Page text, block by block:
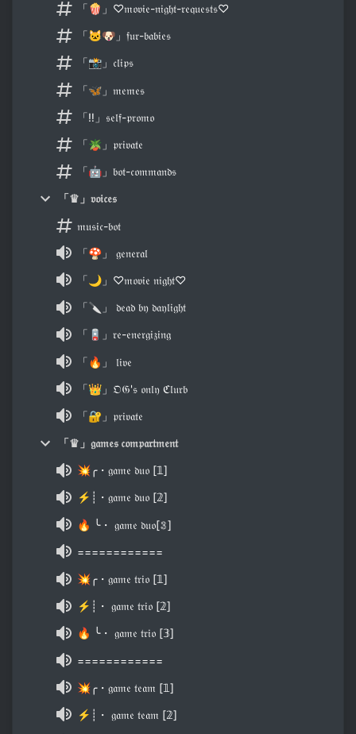
「🍿」♡𝔪𝔬𝔳𝔦𝔢-𝔫𝔦𝔤𝔥𝔱-𝔯𝔢𝔮𝔲𝔢𝔰𝔱𝔰♡
「🐱🐶」𝔣𝔲𝔯-𝔟𝔞𝔟𝔦𝔢𝔰
「📸」𝔠𝔩𝔦𝔭𝔰
「🦋」𝔪𝔢𝔪𝔢𝔰
「‼️」𝔰𝔢𝔩𝔣-𝔭𝔯𝔬𝔪𝔬
「🪴」𝔭𝔯𝔦𝔳𝔞𝔱𝔢
「🤖」𝔟𝔬𝔱-𝔠𝔬𝔪𝔪𝔞𝔫𝔡𝔰
「♛」𝔳𝔬𝔦𝔠𝔢𝔰
𝔪𝔲𝔰𝔦𝔠-𝔟𝔬𝔱
「🍄」 𝔤𝔢𝔫𝔢𝔯𝔞𝔩
「🌙」♡𝔪𝔬𝔳𝔦𝔢 𝔫𝔦𝔤𝔥𝔱♡
「🔪」 𝔡𝔢𝔞𝔡 𝔟𝔶 𝔡𝔞𝔶𝔩𝔦𝔤𝔥𝔱
「🪫」𝔯𝔢-𝔢𝔫𝔢𝔯𝔤𝔦𝔷𝔦𝔫𝔤
「🔥」 𝔩𝔦𝔳𝔢
「👑」𝔒𝔊'𝔰 𝔬𝔫𝔩𝔶 ℭ𝔩𝔲𝔯𝔟
「🔐」𝔭𝔯𝔦𝔳𝔞𝔱𝔢
「♛」𝔤𝔞𝔪𝔢𝔰 𝔠𝔬𝔪𝔭𝔞𝔯𝔱𝔪𝔢𝔫𝔱
💥╭・𝔤𝔞𝔪𝔢 𝔡𝔲𝔬 [𝟙]
⚡┊・𝔤𝔞𝔪𝔢 𝔡𝔲𝔬 [𝟚]
🔥 ╰・ 𝔤𝔞𝔪𝔢 𝔡𝔲𝔬[𝟛]
============
💥╭・𝔤𝔞𝔪𝔢 𝔱𝔯𝔦𝔬 [𝟙]
⚡┊・ 𝔤𝔞𝔪𝔢 𝔱𝔯𝔦𝔬 [𝟚]
🔥 ╰・ 𝔤𝔞𝔪𝔢 𝔱𝔯𝔦𝔬 [𝟛]
============
💥╭・𝔤𝔞𝔪𝔢 𝔱𝔢𝔞𝔪 [𝟙]
⚡┊・ 𝔤𝔞𝔪𝔢 𝔱𝔢𝔞𝔪 [𝟚]